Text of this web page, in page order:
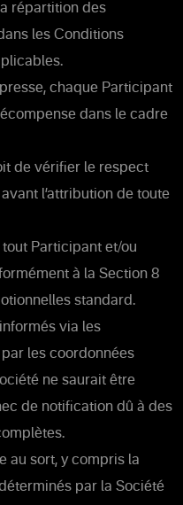
répartition des
les Conditions
chaque Participant
dans le cadre
de vérifier le respect
l’attribution de toute
Participant et/ou
à la Section 8
standard.
via les
les coordonnées
ne saurait être
de notification dû à des
au sort, y compris la
par la Société